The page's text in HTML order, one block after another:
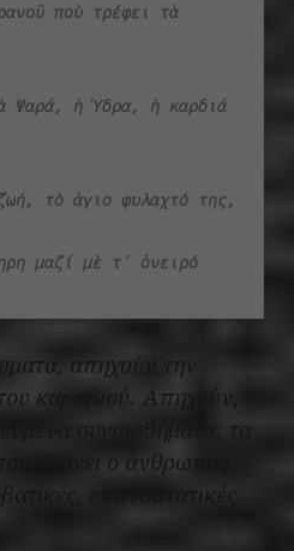
ποὺ τρέφει τὰ
Ψαρά, ἡ Ὑδρα, ἡ καρδιά
μαζί μὲ τ΄ ὀνειρό
απηχούν την
καραβιού. Απηχούν,
συναισθήματα, τα
βιώνει ο άνθρωπος
επαναστατικές